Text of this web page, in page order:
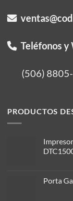
Teléfonos y
(506)
PRODUCTOS
Porta